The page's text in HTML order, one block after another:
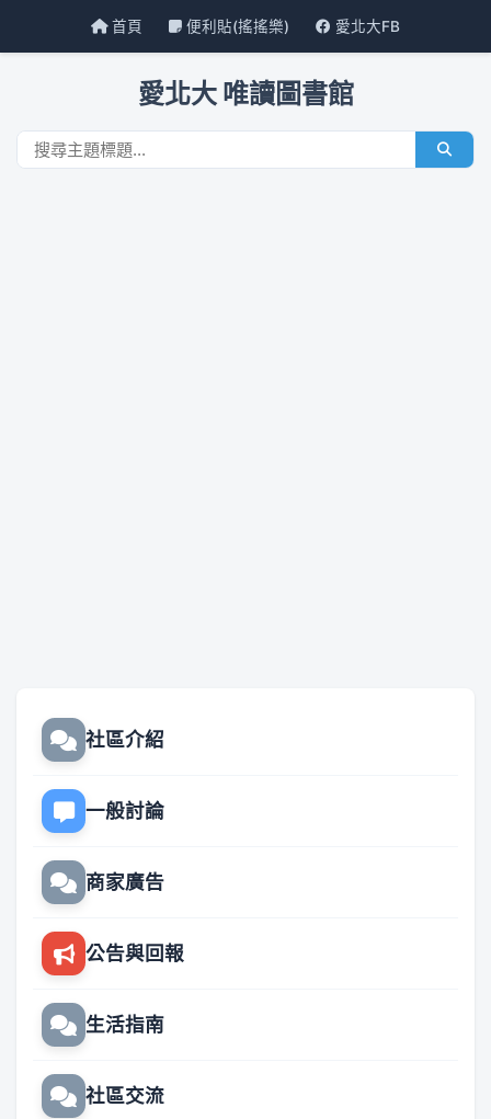
首頁 便利貼(搖搖樂) 愛北大FB
愛北大 唯讀圖書館
社區介紹
一般討論
商家廣告
公告與回報
生活指南
社區交流